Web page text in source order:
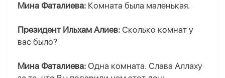
Мина Фаталиева: Комната была маленькая.
Президент Ильхам Алиев: Сколько комнат у
вас было?
Мина Фаталиева: Одна комната. Слава Аллаху